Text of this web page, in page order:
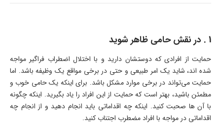
1 . در نقش حامی ظاهر شوید
حمایت از افرادی که دوستشان دارید و با اختلال اضطراب فراگیر مواجه
شده اند، شاید یک امر طبیعی و حتی در برخی مواقع یک وظیفه باشد. اما
حمایت می‌تواند در برخی موارد مشکل باشد. برای اینکه یک حامی خوب و
مطمئن باشید، بهتر است که حمایت از این افراد را یاد بگیرید. اینکه چگونه
با آن ها صحبت کنید. اینکه چه اقداماتی باید انجام دهید و از انجام چه
اقداماتی در مواجه با افراد مضطرب اجتناب کنید.